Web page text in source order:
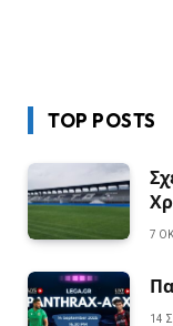
TOP POSTS
7
14